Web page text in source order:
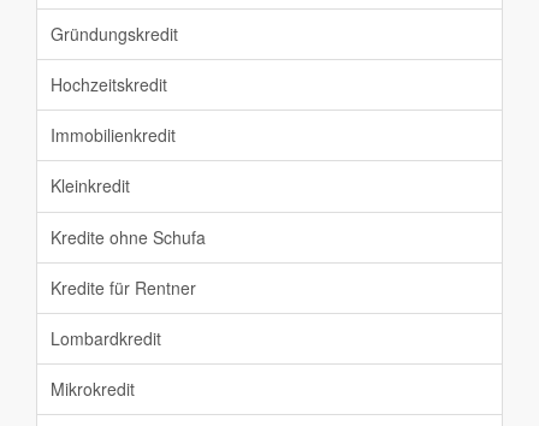
Gründungskredit
Hochzeitskredit
Immobilienkredit
Kleinkredit
Kredite ohne Schufa
Kredite für Rentner
Lombardkredit
Mikrokredit